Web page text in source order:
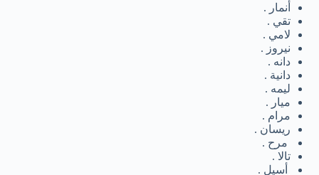
أنمار .
تقي .
لامي .
نيروز .
دانه .
دانية .
ليمه .
ميار .
مرام .
ريسان .
مرح .
تالا .
أسيل .